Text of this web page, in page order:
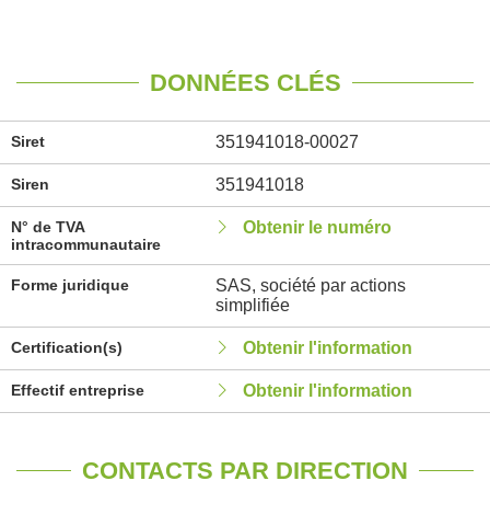
DONNÉES CLÉS
Siret 351941018-00027
Siren 351941018
N° de TVA
intracommunautaire
Obtenir le numéro
Forme juridique
SAS, société par actions
simplifiée
Certification(s) Obtenir l'information
Effectif entreprise Obtenir l'information
CONTACTS PAR DIRECTION